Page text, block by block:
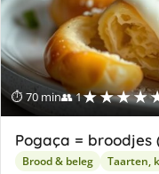
⏱ 70 min👥 1
Pogaça = broodjes
Brood & beleg Taarten,